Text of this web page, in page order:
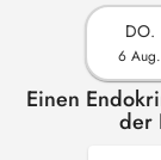
DO.
6 Aug.
Einen
der